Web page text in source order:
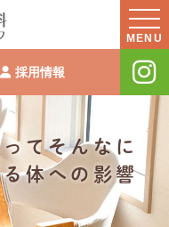
MENU
てそんなに
体への影響
採用情報